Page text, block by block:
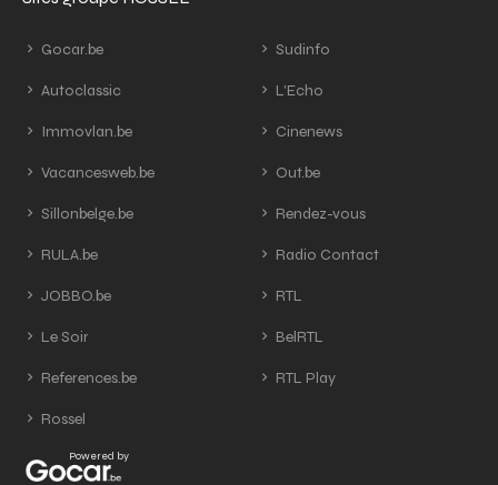
Gocar.be
Autoclassic
Immovlan.be
Vacancesweb.be
Sillonbelge.be
RULA.be
JOBBO.be
Le Soir
References.be
Rossel
Sudinfo
L'Echo
Cinenews
Out.be
Rendez-vous
Radio Contact
RTL
BelRTL
RTL Play
Powered by